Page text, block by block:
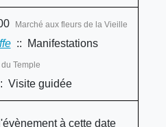
Marché aux fleurs de la Vieille
:: Manifestations
Temple
guidée
à cette date